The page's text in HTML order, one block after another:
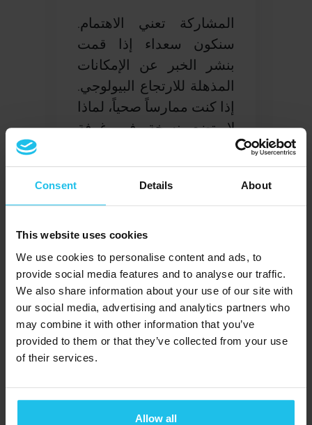
Consent Details About
This website uses cookies
We use cookies to personalise content and ads, to
provide social media features and to analyse our traffic.
We also share information about your use of our site with
our social media, advertising and analytics partners who
may combine it with other information that you’ve
provided to them or that they’ve collected from your use
of their services.
Allow all
المشاركة تعني الاهتمام.
سنكون سعداء إذا قمت
بنشر الخبر عن الإمكانات
المذهلة للارتجاع البيولوجي.
إذا كنت ممارساً صحياً، لماذا
لا تضع نسخة في غرفة
نسخك المطبوعةوسنكون
سعداء بإرسالها بالبريد إلى
عيادتك مقابل رسوم طباعة
هل لديك أسئلة أو ترغب
في المساهمة؟
سواء كانت لديك أسئلة أو
تعليقات أو ترغب في
المساهمة في الإصدار
معنامعنا وسنعاود الاتصال